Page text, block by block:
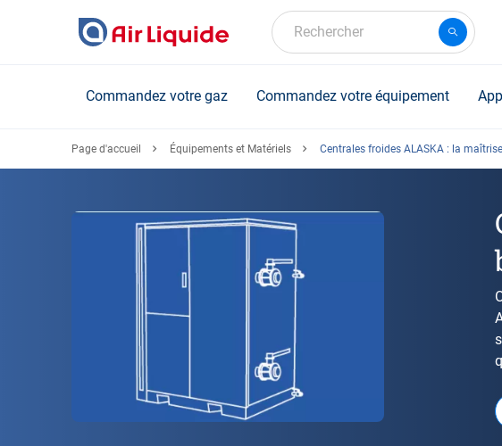
Rechercher
Commandez votre gaz Commandez votre équipement
Page d'accueil Équipements et Matériels Centrales froides ALASKA : la